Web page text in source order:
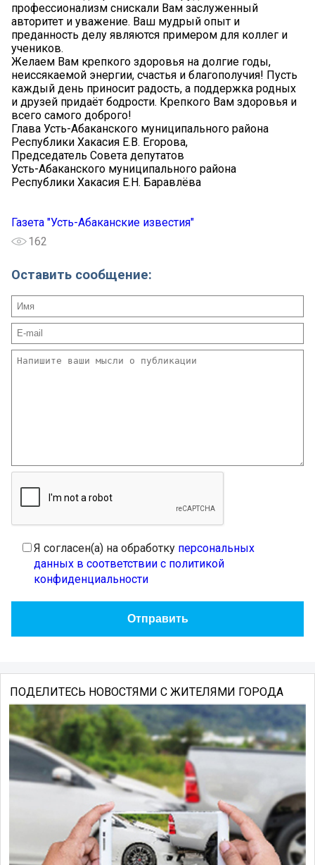
профессионализм снискали Вам заслуженный
авторитет и уважение. Ваш мудрый опыт и
преданность делу являются примером для коллег и
учеников.
Желаем Вам крепкого здоровья на долгие годы,
неиссякаемой энергии, счастья и благополучия! Пусть
каждый день приносит радость, а поддержка родных
и друзей придаёт бодрости. Крепкого Вам здоровья и
всего самого доброго!
Глава Усть-Абаканского муниципального района
Республики Хакасия Е.В. Егорова,
Председатель Совета депутатов
Усть-Абаканского муниципального района
Республики Хакасия Е.Н. Баравлёва
Газета "Усть-Абаканские известия"
162
Оставить сообщение:
Я согласен(а) на обработку персональных
данных в соответствии с политикой
конфиденциальности
ПОДЕЛИТЕСЬ НОВОСТЯМИ С ЖИТЕЛЯМИ ГОРОДА